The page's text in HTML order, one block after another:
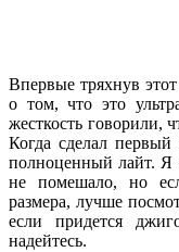
Впервые тряхнув
о том, что это
жесткость говорили,
Когда сделал первый
полноценный лайт. Я
не помешало, но
размера, лучше
если придется
надейтесь.